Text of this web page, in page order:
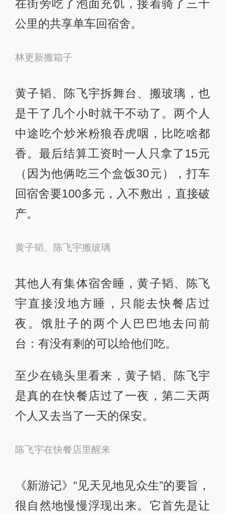
在街旁吃了泡面充饥，接着骑了三十
公里的共享单车回宿舍。
林更新搬箱子
黄子韬、陈飞宇拆舞台、搬玻璃，也
是干了几个小时就干不动了。两个人
中途吃个炒米粉狼吞虎咽，比吃啥都
香。最后结算工资时一人只拿了15元
（因为他俩吃三个盒饭30元），打车
回宿舍要100多元，入不敷出，直接破
产。
黄子韬、陈飞宇搬玻璃
其他人有集体宿舍睡，黄子韬、陈飞
宇直接没地方睡，只能去快餐店过
夜。饿肚子的两个人巴巴地去问前
台：有没有剩的可以给他们吃。
至少在镜头里看来，黄子韬、陈飞宇
是真的在快餐店过了一夜，第二天两
个人又去当了一天的保安。
陈飞宇在快餐店里醒来
《新游记》“见天见地见众生”的要旨，
很自然地慢慢浮现出来。它首先是让